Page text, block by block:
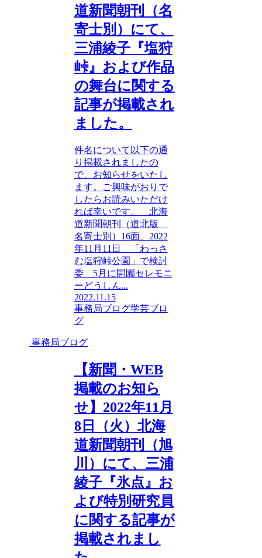
道新聞朝刊（名
寄士別）にて、
三浦綾子『塩狩
峠』および作品
の舞台に関する
記事が掲載され
ました。
件名について以下の通
り掲載されましたの
で、お知らせをいたし
ます。ご興味がおりで
したらお読みいただけ
れば幸いです。 北海
道新聞朝刊（道北版
名寄士別）16面、2022
年11月11日 「わっさ
む塩狩峠公園」で検討
委 5月に開園セレモニ
ーどうしん...
2022.11.15
事務局ブログ学芸ブロ
グ
事務局ブログ
【新聞・WEB
掲載のお知ら
せ】2022年11月
8日（火）北海
道新聞朝刊（旭
川）にて、三浦
綾子『氷点』お
よび特別研究員
に関する記事が
掲載されまし